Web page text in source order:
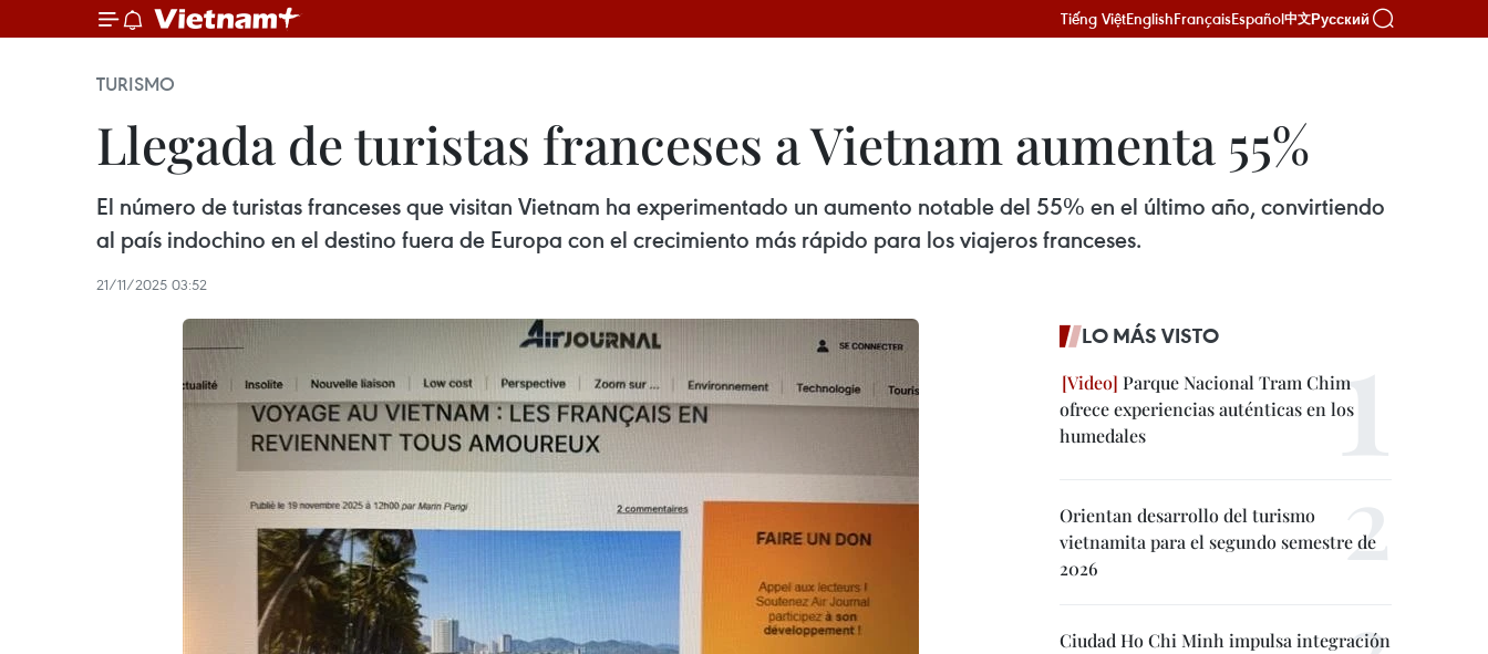
Tiếng ViệtEnglishFrançaisEspañol中文Русский
TURISMO
Llegada de turistas franceses a Vietnam aumenta 55%
El número de turistas franceses que visitan Vietnam ha experimentado un aumento notable del 55% en el último año, convirtiendo
al país indochino en el destino fuera de Europa con el crecimiento más rápido para los viajeros franceses.
21/11/2025 03:52
LO MÁS VISTO
Parque Nacional Tram Chim
ofrece experiencias auténticas en los
humedales
Orientan desarrollo del turismo
vietnamita para el segundo semestre de
2026
Ciudad Ho Chi Minh impulsa integración